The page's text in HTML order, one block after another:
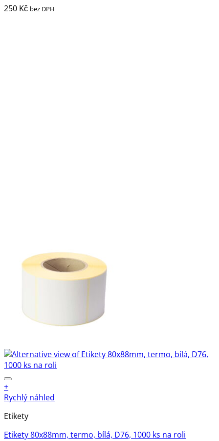
250 Kč bez DPH
+
Rychlý náhled
Etikety
Etikety 80x88mm, termo, bílá, D76, 1000 ks na roli